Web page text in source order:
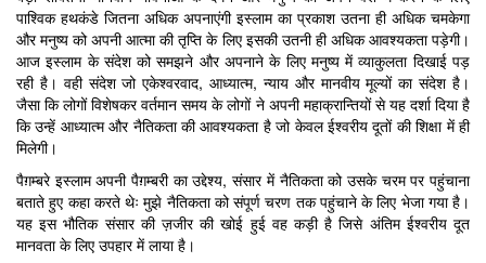
पाश्विक हथकंडे जितना अधिक अपनाएंगी इस्लाम का प्रकाश उतना ही अधिक चमकेगा
और मनुष्य को अपनी आत्मा की तृप्ति के लिए इसकी उतनी ही अधिक आवश्यकता पड़ेगी।
आज इस्लाम के संदेश को समझने और अपनाने के लिए मनुष्य में व्याकुलता दिखाई पड़
रही है। वही संदेश जो एकेश्वरवाद, आध्यात्म, न्याय और मानवीय मूल्यों का संदेश है।
जैसा कि लोगों विशेषकर वर्तमान समय के लोगों ने अपनी महाक्रान्तियों से यह दर्शा दिया है
कि उन्हें आध्यात्म और नैतिकता की आवश्यकता है जो केवल ईश्वरीय दूतों की शिक्षा में ही
मिलेगी।
पैग़म्बरे इस्लाम अपनी पैग़म्बरी का उद्देश्य, संसार में नैतिकता को उसके चरम पर पहुंचाना
बताते हुए कहा करते थेः मुझे नैतिकता को संपूर्ण चरण तक पहुंचाने के लिए भेजा गया है।
यह इस भौतिक संसार की ज़जीर की खोई हुई वह कड़ी है जिसे अंतिम ईश्वरीय दूत
मानवता के लिए उपहार में लाया है।